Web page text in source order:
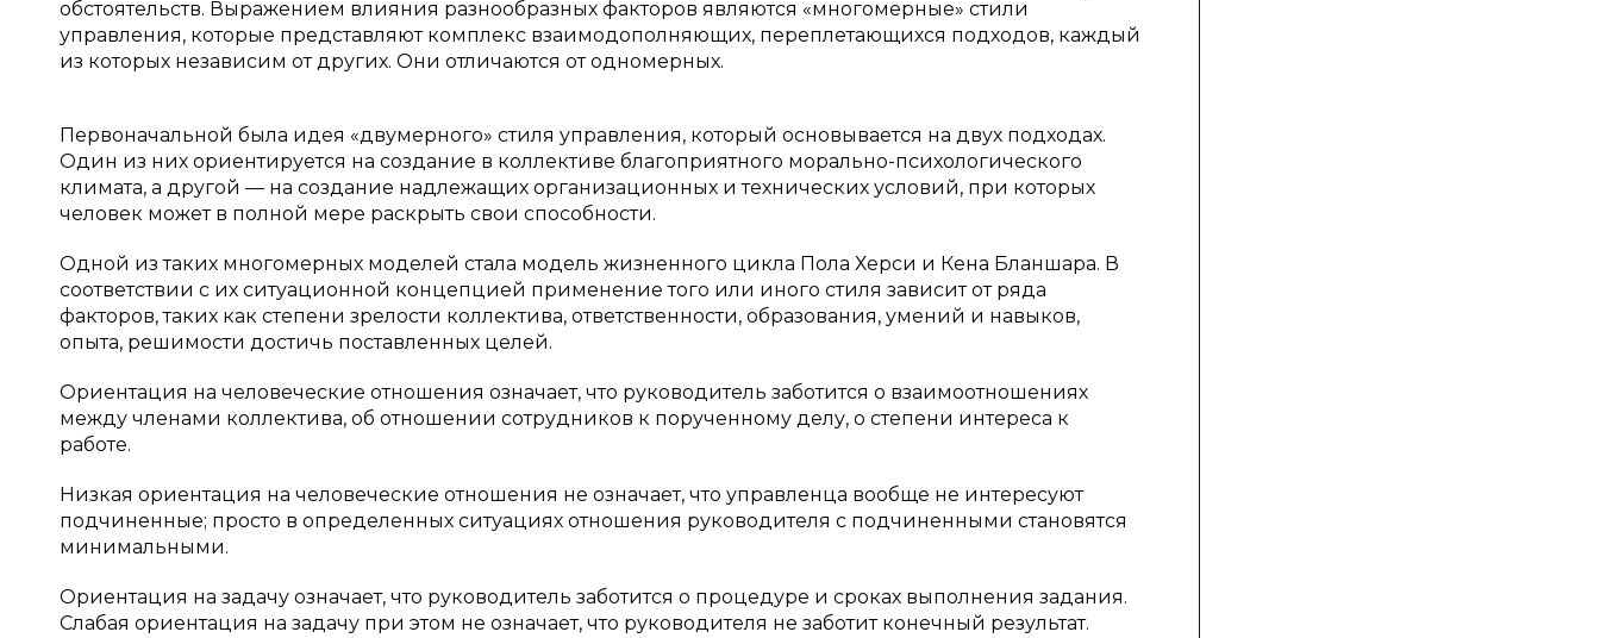
обстоятельств. Выражением влияния разнообразных факторов являются «многомерные» стили
управления, которые представляют комплекс взаимодополняющих, переплетающихся подходов, каждый
из которых независим от других. Они отличаются от одномерных.
Первоначальной была идея «двумерного» стиля управления, который основывается на двух подходах.
Один из них ориентируется на создание в коллективе благоприятного морально-психологического
климата, а другой — на создание надлежащих организационных и технических условий, при которых
человек может в полной мере раскрыть свои способности.
Одной из таких многомерных моделей стала модель жизненного цикла Пола Херси и Кена Бланшара. В
соответствии с их ситуационной концепцией применение того или иного стиля зависит от ряда
факторов, таких как степени зрелости коллектива, ответственности, образования, умений и навыков,
опыта, решимости достичь поставленных целей.
Ориентация на человеческие отношения означает, что руководитель заботится о взаимоотношениях
между членами коллектива, об отношении сотрудников к порученному делу, о степени интереса к
работе.
Низкая ориентация на человеческие отношения не означает, что управленца вообще не интересуют
подчиненные; просто в определенных ситуациях отношения руководителя с подчиненными становятся
минимальными.
Ориентация на задачу означает, что руководитель заботится о процедуре и сроках выполнения задания.
Слабая ориентация на задачу при этом не означает, что руководителя не заботит конечный результат.